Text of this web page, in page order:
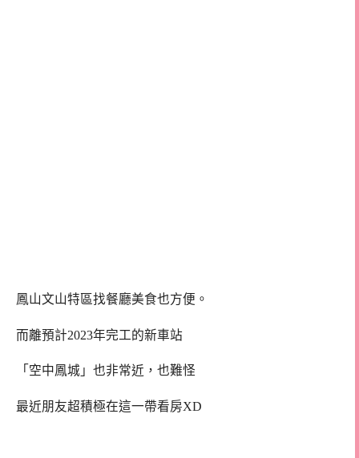
鳳山文山特區找餐廳美食也方便。
而離預計2023年完工的新車站
「空中鳳城」也非常近，也難怪
最近朋友超積極在這一帶看房XD